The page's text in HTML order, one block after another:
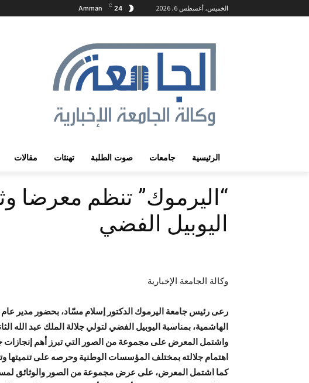
الخميس, أغسطس 6, 2026 24
C
Amman
الرئيسية جامعات صوت الطلبة تهنئات مقالات
“اليرموك” تنظم معرضا
اليوبيل الفضي
وكالة الجامعة الإخبارية
رعى رئيس جامعة اليرموك الدكتور إسلام مسّاد، بحضور مدير عام
الهاشمية، بمناسبة اليوبيل الفضي لتولي جلالة الملك عبد الله
اهتمام جلالته بمختلف المؤسسات الوطنية وحرصه على تنميتها
كما اشتمل المعرض، على عرض مجموعة من الصور والوثائق